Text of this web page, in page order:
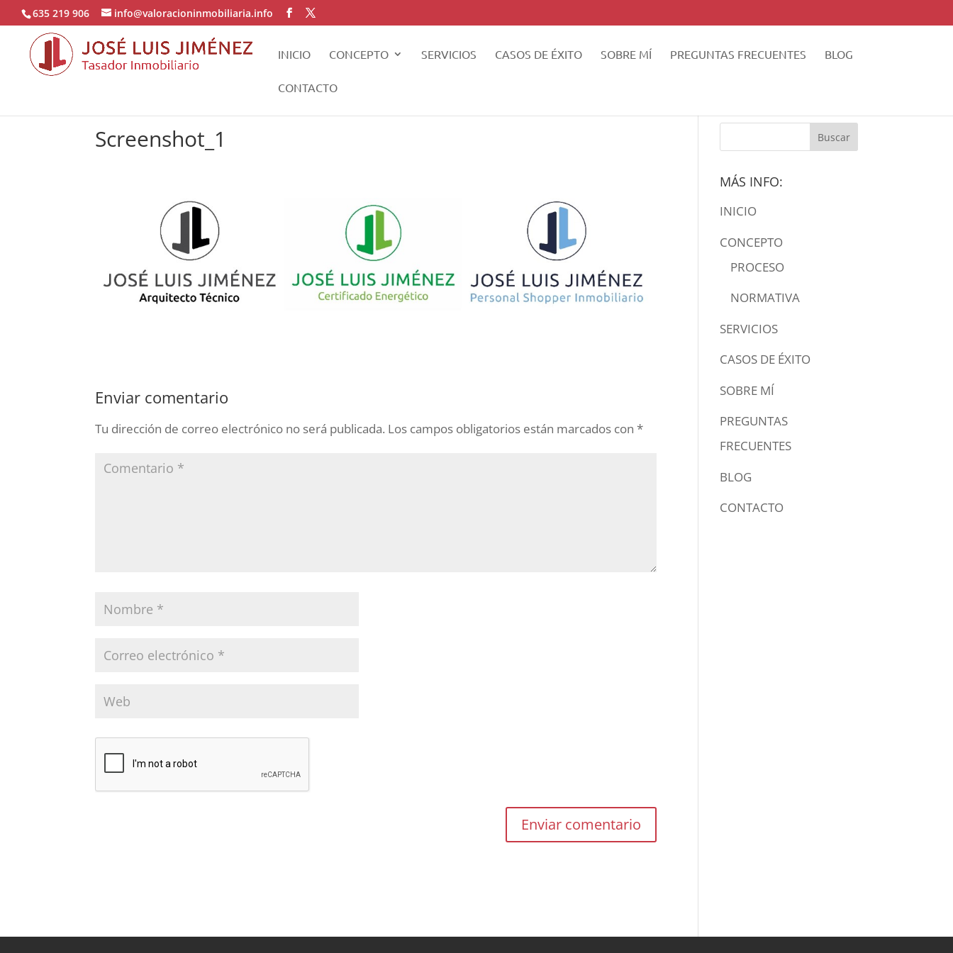
635 219 906 info@valoracioninmobiliaria.info
INICIO CONCEPTO SERVICIOS CASOS DE ÉXITO SOBRE MÍ PREGUNTAS FRECUENTES BLOG
CONTACTO
Screenshot_1
Enviar comentario
Tu dirección de correo electrónico no será publicada. Los campos obligatorios están marcados con*
MÁS INFO:
INICIO
CONCEPTO
PROCESO
NORMATIVA
SERVICIOS
CASOS DE ÉXITO
SOBRE MÍ
PREGUNTAS
FRECUENTES
BLOG
CONTACTO